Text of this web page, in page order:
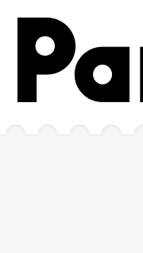
跳到主要內容區塊
網站導覽